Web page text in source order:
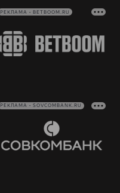
РЕКЛАМА • BETBOOM.RU
РЕКЛАМА • SOVCOMBANK.RU